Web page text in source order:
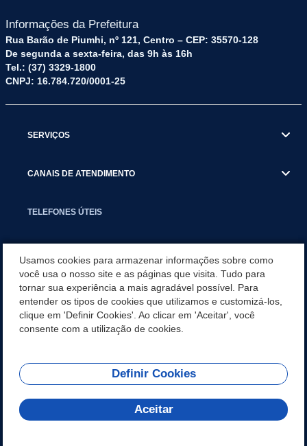
Informações da Prefeitura
Rua Barão de Piumhi, nº 121, Centro – CEP: 35570-128
De segunda a sexta-feira, das 9h às 16h
Tel.: (37) 3329-1800
CNPJ: 16.784.720/0001-25
SERVIÇOS
CANAIS DE ATENDIMENTO
TELEFONES ÚTEIS
NOTÍCIAS
APLICATIVO
REDES SOCIAIS
Usamos cookies para armazenar informações sobre como
você usa o nosso site e as páginas que visita. Tudo para
tornar sua experiência a mais agradável possível. Para
entender os tipos de cookies que utilizamos e customizá-los,
clique em 'Definir Cookies'. Ao clicar em 'Aceitar', você
consente com a utilização de cookies.
Definir Cookies
Aceitar